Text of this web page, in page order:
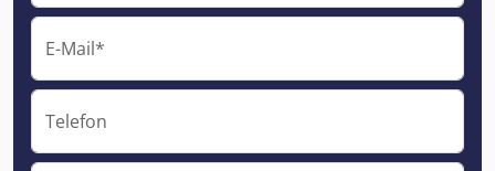
E-Mail*
Telefon